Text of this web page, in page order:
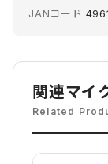
JANコード:
関連マイ
Related